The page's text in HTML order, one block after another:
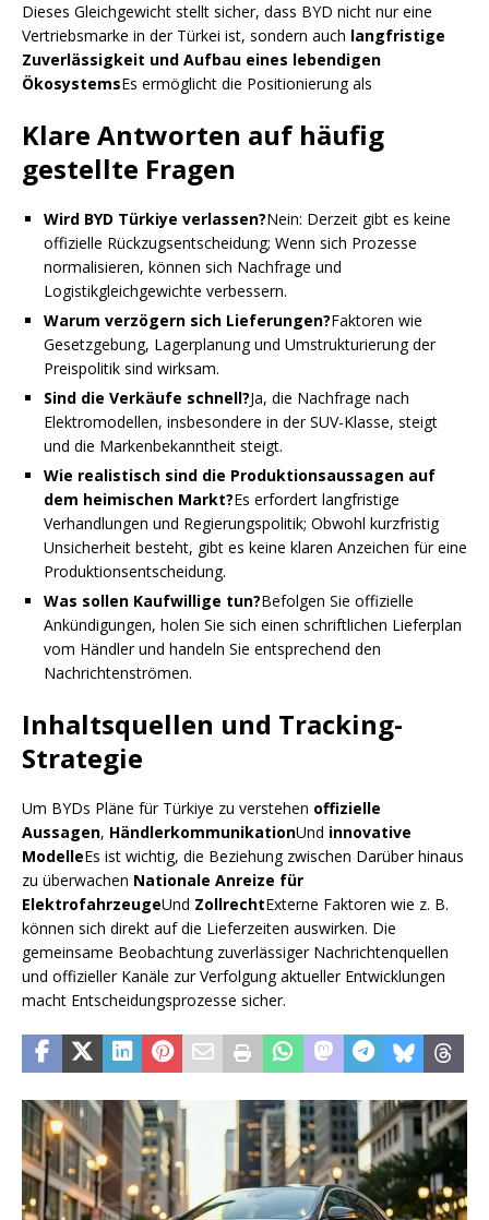
Dieses Gleichgewicht stellt sicher, dass BYD nicht nur eine
Vertriebsmarke in der Türkei ist, sondern auch langfristige
Zuverlässigkeit und Aufbau eines lebendigen
ÖkosystemsEs ermöglicht die Positionierung als
Klare Antworten auf häufig
gestellte Fragen
Wird BYD Türkiye verlassen?Nein: Derzeit gibt es keine
offizielle Rückzugsentscheidung; Wenn sich Prozesse
normalisieren, können sich Nachfrage und
Logistikgleichgewichte verbessern.
Warum verzögern sich Lieferungen?Faktoren wie
Gesetzgebung, Lagerplanung und Umstrukturierung der
Preispolitik sind wirksam.
Sind die Verkäufe schnell?Ja, die Nachfrage nach
Elektromodellen, insbesondere in der SUV-Klasse, steigt
und die Markenbekanntheit steigt.
Wie realistisch sind die Produktionsaussagen auf
dem heimischen Markt?Es erfordert langfristige
Verhandlungen und Regierungspolitik; Obwohl kurzfristig
Unsicherheit besteht, gibt es keine klaren Anzeichen für eine
Produktionsentscheidung.
Was sollen Kaufwillige tun?Befolgen Sie offizielle
Ankündigungen, holen Sie sich einen schriftlichen Lieferplan
vom Händler und handeln Sie entsprechend den
Nachrichtenströmen.
Inhaltsquellen und Tracking-
Strategie
Um BYDs Pläne für Türkiye zu verstehen offizielle
Aussagen, HändlerkommunikationUnd innovative
ModelleEs ist wichtig, die Beziehung zwischen Darüber hinaus
zu überwachen Nationale Anreize für
ElektrofahrzeugeUnd ZollrechtExterne Faktoren wie z. B.
können sich direkt auf die Lieferzeiten auswirken. Die
gemeinsame Beobachtung zuverlässiger Nachrichtenquellen
und offizieller Kanäle zur Verfolgung aktueller Entwicklungen
macht Entscheidungsprozesse sicher.